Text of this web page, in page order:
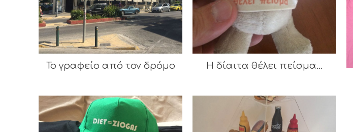
Το γραφείο από τον δρόμο Η δίαιτα θέλει πείσμα…